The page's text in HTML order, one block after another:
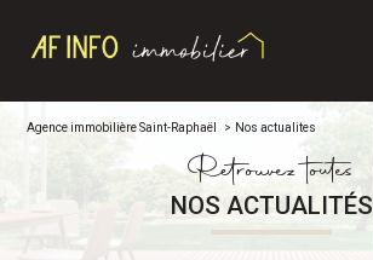
Agence immobilière Saint-Raphaël Nos actualites
Retrouvez toutes
NOS ACTUALITÉS